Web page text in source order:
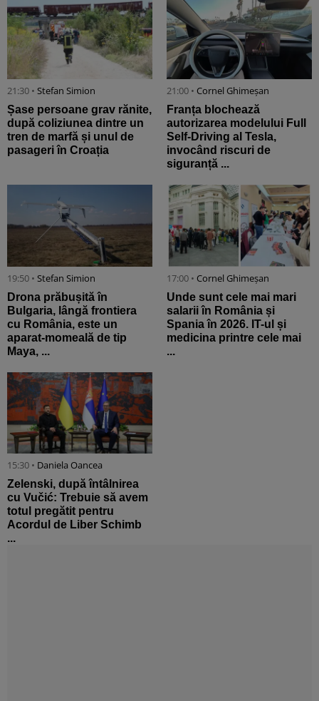
21:30 • Stefan Simion
Șase persoane grav rănite,
după coliziunea dintre un
tren de marfă și unul de
pasageri în Croația
21:00 • Cornel Ghimeșan
Franța blochează
autorizarea modelului Full
Self-Driving al Tesla,
invocând riscuri de
siguranță ...
19:50 • Stefan Simion
Drona prăbușită în
Bulgaria, lângă frontiera
cu România, este un
aparat-momeală de tip
Maya, ...
17:00 • Cornel Ghimeșan
Unde sunt cele mai mari
salarii în România și
Spania în 2026. IT-ul și
medicina printre cele mai
...
15:30 • Daniela Oancea
Zelenski, după întâlnirea
cu Vučić: Trebuie să avem
totul pregătit pentru
Acordul de Liber Schimb
...